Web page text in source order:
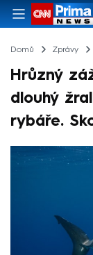
Domů Zprávy
Hrůzný
dlouhý
rybáře.